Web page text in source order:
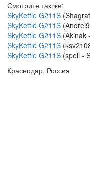
Смотрите так же:
SkyKettle G211S
SkyKettle G211S
SkyKettle G211S (Akinak
SkyKettle G211S
SkyKettle G211S (spell -
Краснодар, Россия